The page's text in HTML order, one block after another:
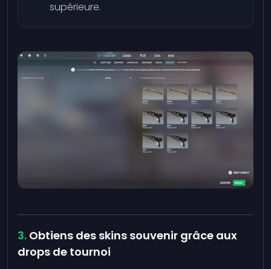
supérieure.
Obtiens des skins souvenir grâce aux
drops de tournoi